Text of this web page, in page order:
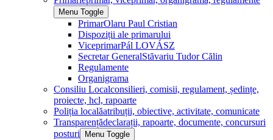
Menu Toggle
PrimarOlaru Paul Cristian
Dispoziții ale primarului
ViceprimarPál LOVÁSZ
Secretar GeneralStăvariu Tudor Călin
Regulamente
Organigrama
Consiliu Localconsilieri, comisii, regulament, ședințe,
proiecte, hcl, rapoarte
Poliția localăatribuții, obiective, activitate, comunicate
Transparențădeclarații, rapoarte, documente, concursuri
posturi
Menu Toggle